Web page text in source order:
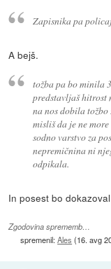
Zapisnika pa
A bejš.
tožba pa bo minila
predstavljaš hitrost
na nos dobila tožbo
misliš da je ne
sodno varstvo za
nepremičnina ni
odpikala.
In posest bo
Zgodovina sprememb…
spremenil:Ales (16. avg